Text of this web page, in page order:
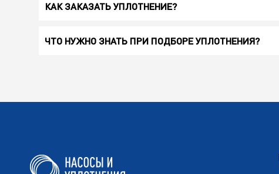
КАК ЗАКАЗАТЬ УПЛОТНЕНИЕ?
ЧТО НУЖНО ЗНАТЬ ПРИ ПОДБОРЕ УПЛОТНЕНИЯ?